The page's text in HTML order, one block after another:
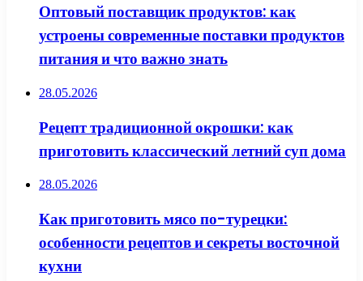
Оптовый поставщик продуктов: как
устроены современные поставки продуктов
питания и что важно знать
28.05.2026
Рецепт традиционной окрошки: как
приготовить классический летний суп дома
28.05.2026
Как приготовить мясо по-турецки:
особенности рецептов и секреты восточной
кухни